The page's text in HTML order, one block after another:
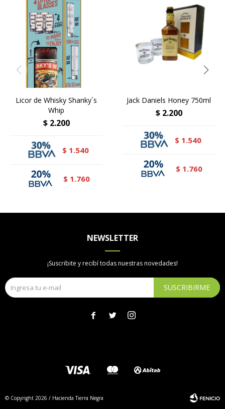
Licor de Whisky Shanky´s
Whip
$ 2.200
$ 1.540
$ 1.760
Jack Daniels Honey 750ml
$ 2.200
$ 1.540
$ 1.760
NEWSLETTER
¡Suscribite y recibí todas nuestras novedades!
SUSCRIBIRME
  
© Copyright 2026 / Hacienda Tierra Negra